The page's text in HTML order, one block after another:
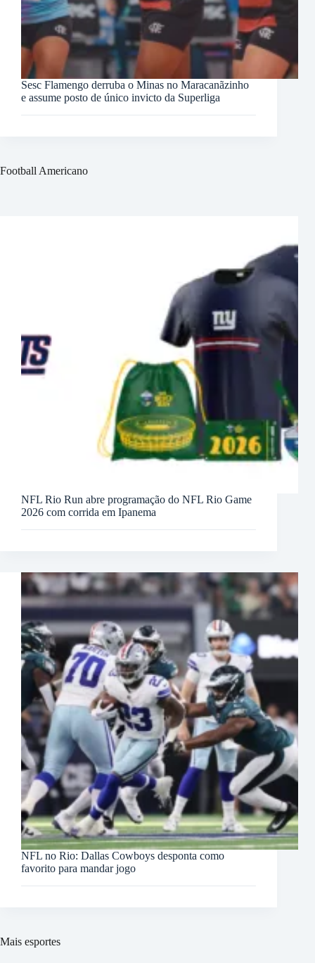
Sesc Flamengo derruba o Minas no Maracanãzinho
e assume posto de único invicto da Superliga
Football Americano
NFL Rio Run abre programação do NFL Rio Game
2026 com corrida em Ipanema
NFL no Rio: Dallas Cowboys desponta como
favorito para mandar jogo
Mais esportes